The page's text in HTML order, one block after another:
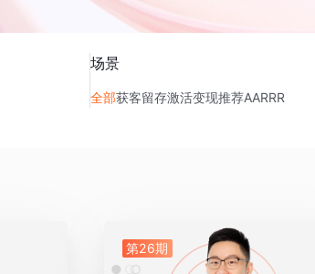
场景
全部获客留存激活变现推荐AARRR
第26期